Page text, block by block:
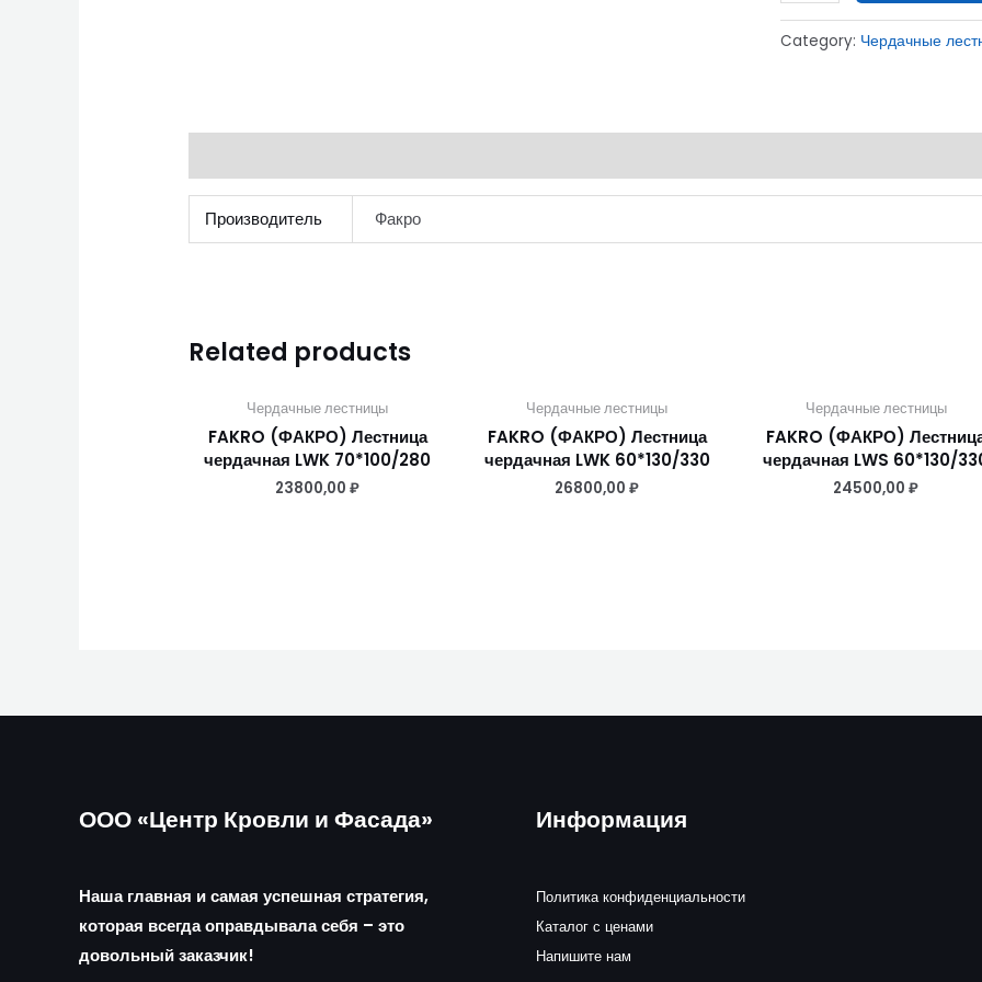
Category: Чердачные
Производитель Факро
Related products
Чердачные лестницы
FAKRO (ФАКРО) Лестница
чердачная LWK 70*100/280
23800,00₽
Чердачные лестницы
FAKRO (ФАКРО) Лестница
чердачная LWK 60*130/330
26800,00 ₽
Чердачные лестницы
FAKRO (ФАКРО)
чердачная LWS 60*130/
24500,00₽
ООО «Центр Кровли и Фасада»
Наша главная и самая успешная стратегия,
которая всегда оправдывала себя – это
довольный заказчик!
Информация
Политика конфиденциальности
Каталог с ценами
Напишите нам